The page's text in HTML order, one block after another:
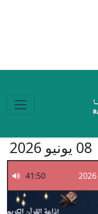
41:50